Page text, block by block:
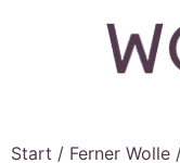
Start / Ferner Wolle